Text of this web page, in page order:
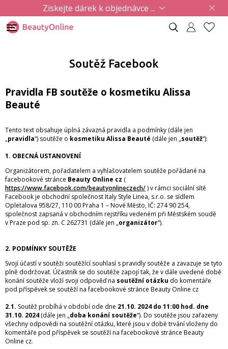
Získejte dárek k objednávce ...
Soutěž Facebook
Pravidla FB soutěže o kosmetiku Alissa
Beauté
Tento text obsahuje úplná závazná pravidla a podmínky (dále jen
„pravidla“) soutěže o kosmetiku Alissa Beauté (dále jen „soutěž“):
1. OBECNÁ USTANOVENÍ
Organizátorem, pořadatelem a vyhlašovatelem soutěže pořádané na
facebookové stránce Beauty Online cz (
https://www.facebook.com/beautyonlineczech/) v rámci sociální sítě
Facebook je obchodní společnost Italy Style Linea, s.r.o. se sídlem
Opletalova 958/27, 110 00 Praha 1 – Nové Město, IČ: 274 90 254,
společnost zapsaná v obchodním rejstříku vedeném při Městském soudě
v Praze pod sp. zn. C 262731 (dále jen „organizátor“).
2. PODMÍNKY SOUTĚŽE
Svojí účastí v soutěži soutěžící souhlasí s pravidly soutěže a zavazuje se tyto
plně dodržovat. Účastník se do soutěže zapojí tak, že v dále uvedené době
konání soutěže vloží svoji odpověď na soutěžní otázku do komentáře
pod příspěvek se soutěží na facebookové stránce Beauty Online cz
2.1. Soutěž probíhá v období ode dne 21.10. 2024 do 11:00 hod. dne
31.10. 2024 (dále jen „doba konání soutěže“). Do soutěže jsou zařazeny
všechny odpovědi na soutěžní otázku, které jsou v době trvání vloženy do
komentáře pod příspěvek se soutěží na facebookové stránce Beauty
Online cz.